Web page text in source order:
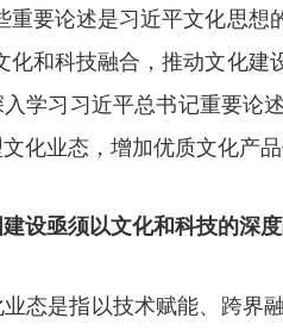
重要论述是习近平文化思
化和科技融合，推动文化
学习习近平总书记重要论
化业态，增加优质文化产品
设亟须以文化和科技的深
态是指以技术赋能、跨界